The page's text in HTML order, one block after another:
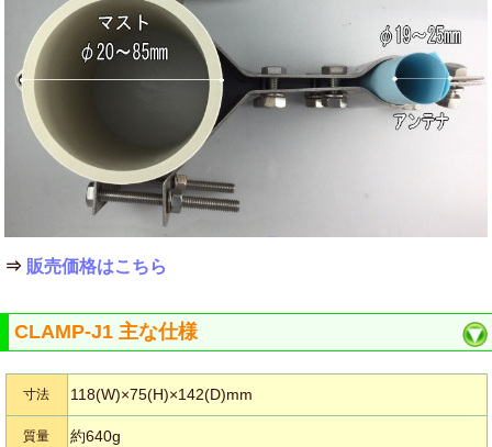
⇒ 販売価格はこちら
CLAMP-J1 主な仕様
寸法 118(W)×75(H)×142(D)mm
質量 約640g